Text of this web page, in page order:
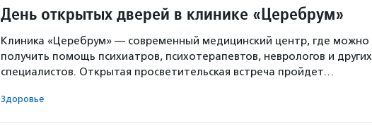
День открытых дверей в клинике «Церебрум»
Клиника «Церебрум» — современный медицинский центр, где можно
получить помощь психиатров, психотерапевтов, неврологов и других
специалистов. Открытая просветительская встреча пройдет…
Здоровье